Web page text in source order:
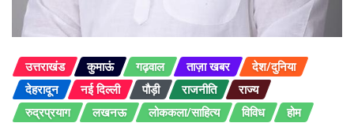
उत्तराखंड कुमाऊं गढ़वाल ताज़ा खबर
देश/दुनिया
देहरादून
नई दिल्ली पौड़ी राजनीति
राज्य
रुद्रप्रयाग
लखनऊ लोककला/साहित्य विविध होम